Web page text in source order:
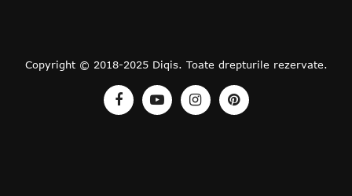
Copyright © 2018-2025 Diqis. Toate drepturile rezervate.